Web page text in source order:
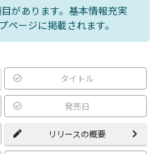
があります。基本情報充実
ージに掲載されます。
タイトル
発売日
リリースの概要